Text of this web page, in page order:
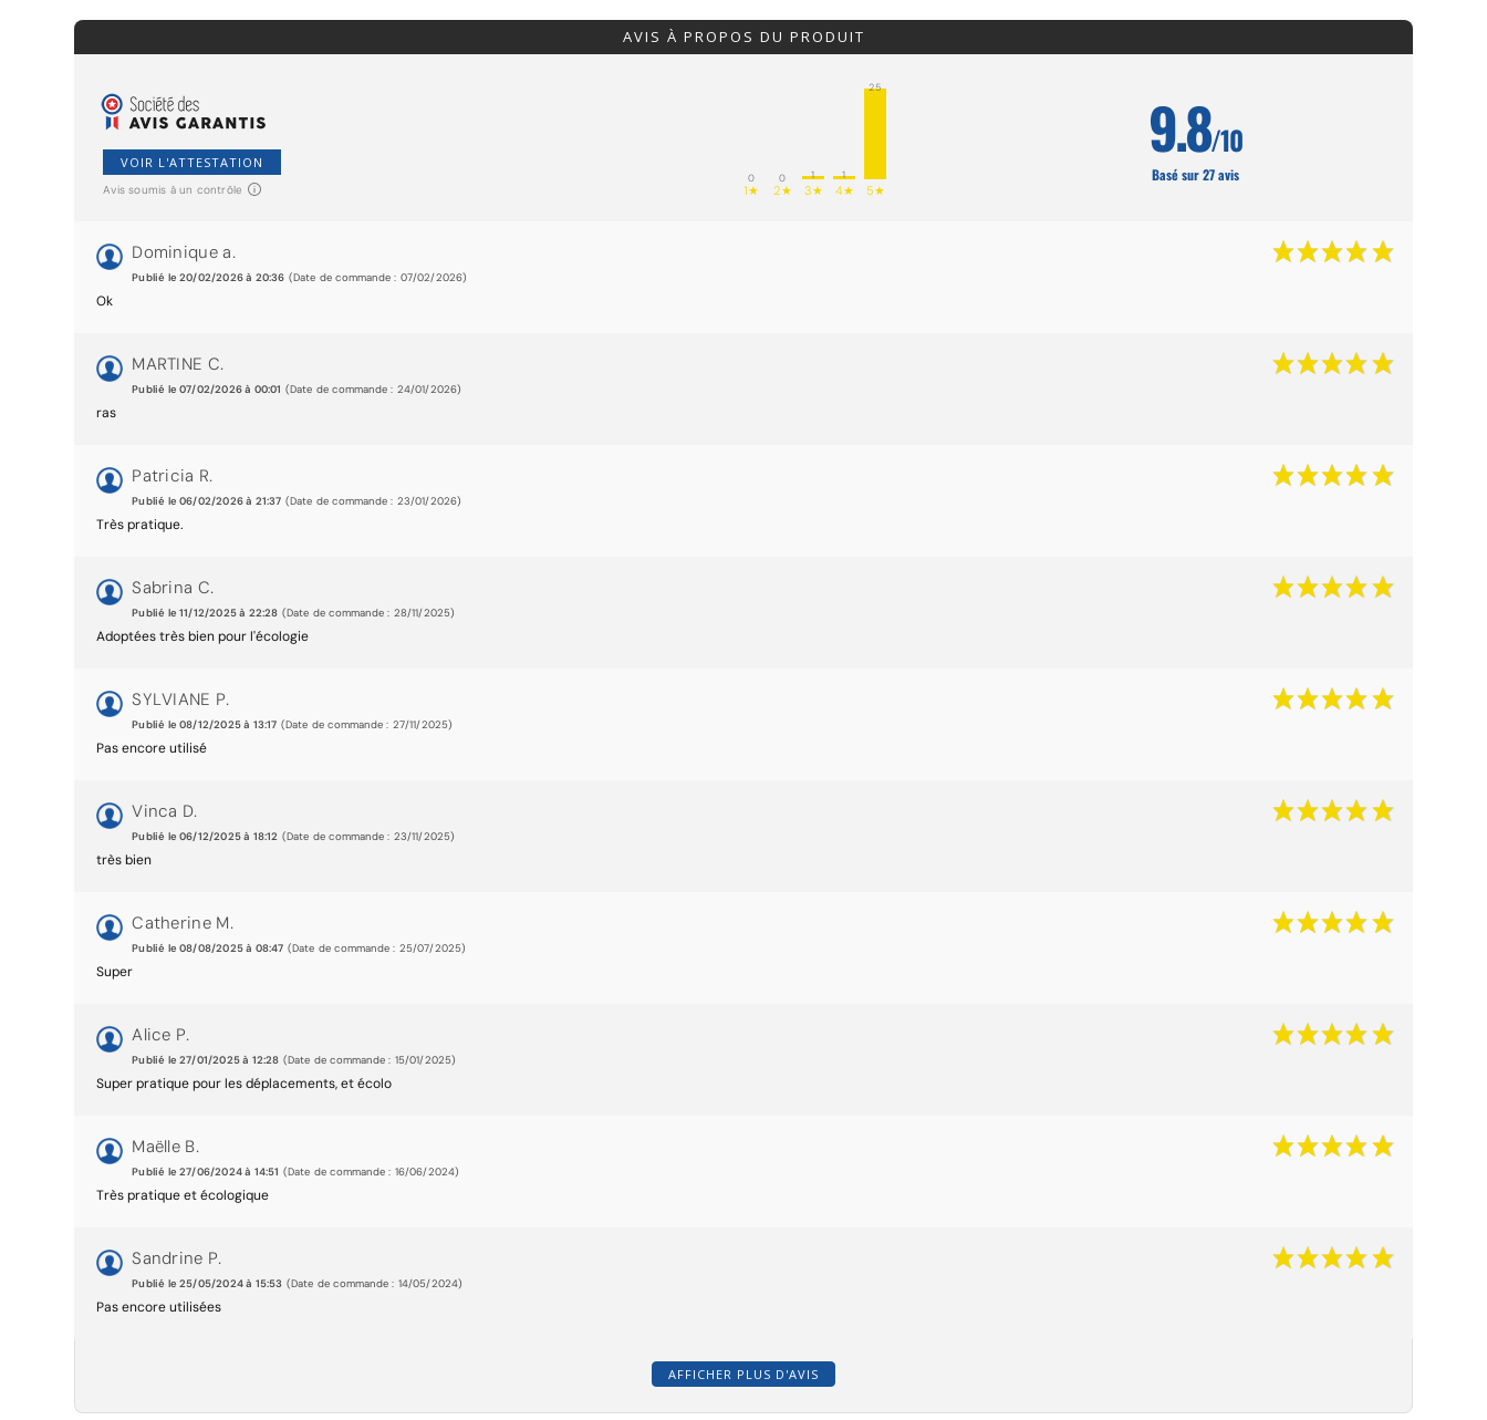
AVIS À PROPOS DU PRODUIT
VOIR L'ATTESTATION
Avis soumis à un contrôle
0
1★
0
2★
1
3★
1
4★
25
5★
9.8/10
Basé sur 27 avis
Dominique a.
Publié le 20/02/2026 à 20:36 (Date de commande : 07/02/2026)
Ok
MARTINE C.
Publié le 07/02/2026 à 00:01 (Date de commande : 24/01/2026)
ras
Patricia R.
Publié le 06/02/2026 à 21:37 (Date de commande : 23/01/2026)
Très pratique.
Sabrina C.
Publié le 11/12/2025 à 22:28 (Date de commande : 28/11/2025)
Adoptées très bien pour l'écologie
SYLVIANE P.
Publié le 08/12/2025 à 13:17 (Date de commande : 27/11/2025)
Pas encore utilisé
Vinca D.
Publié le 06/12/2025 à 18:12 (Date de commande : 23/11/2025)
très bien
Catherine M.
Publié le 08/08/2025 à 08:47 (Date de commande : 25/07/2025)
Super
Alice P.
Publié le 27/01/2025 à 12:28 (Date de commande : 15/01/2025)
Super pratique pour les déplacements, et écolo
Maëlle B.
Publié le 27/06/2024 à 14:51 (Date de commande : 16/06/2024)
Très pratique et écologique
Sandrine P.
Publié le 25/05/2024 à 15:53 (Date de commande : 14/05/2024)
Pas encore utilisées
AFFICHER PLUS D'AVIS